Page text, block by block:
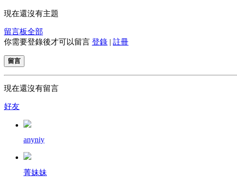
現在還沒有主題
留言板全部
你需要登錄後才可以留言 登錄 | 註冊
留言
現在還沒有留言
好友
anyniy
菁妹妹